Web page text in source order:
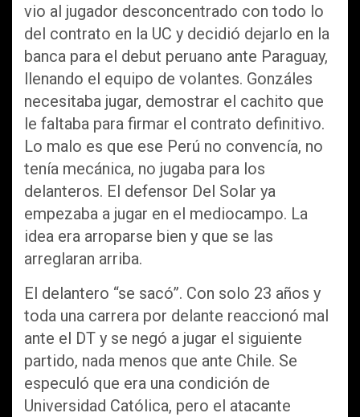
vio al jugador desconcentrado con todo lo
del contrato en la UC y decidió dejarlo en la
banca para el debut peruano ante Paraguay,
llenando el equipo de volantes. Gonzáles
necesitaba jugar, demostrar el cachito que
le faltaba para firmar el contrato definitivo.
Lo malo es que ese Perú no convencía, no
tenía mecánica, no jugaba para los
delanteros. El defensor Del Solar ya
empezaba a jugar en el mediocampo. La
idea era arroparse bien y que se las
arreglaran arriba.
El delantero “se sacó”. Con solo 23 años y
toda una carrera por delante reaccionó mal
ante el DT y se negó a jugar el siguiente
partido, nada menos que ante Chile. Se
especuló que era una condición de
Universidad Católica, pero el atacante